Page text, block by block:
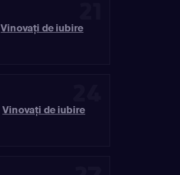
Vinovaţi de iubire
Vinovaţi de iubire